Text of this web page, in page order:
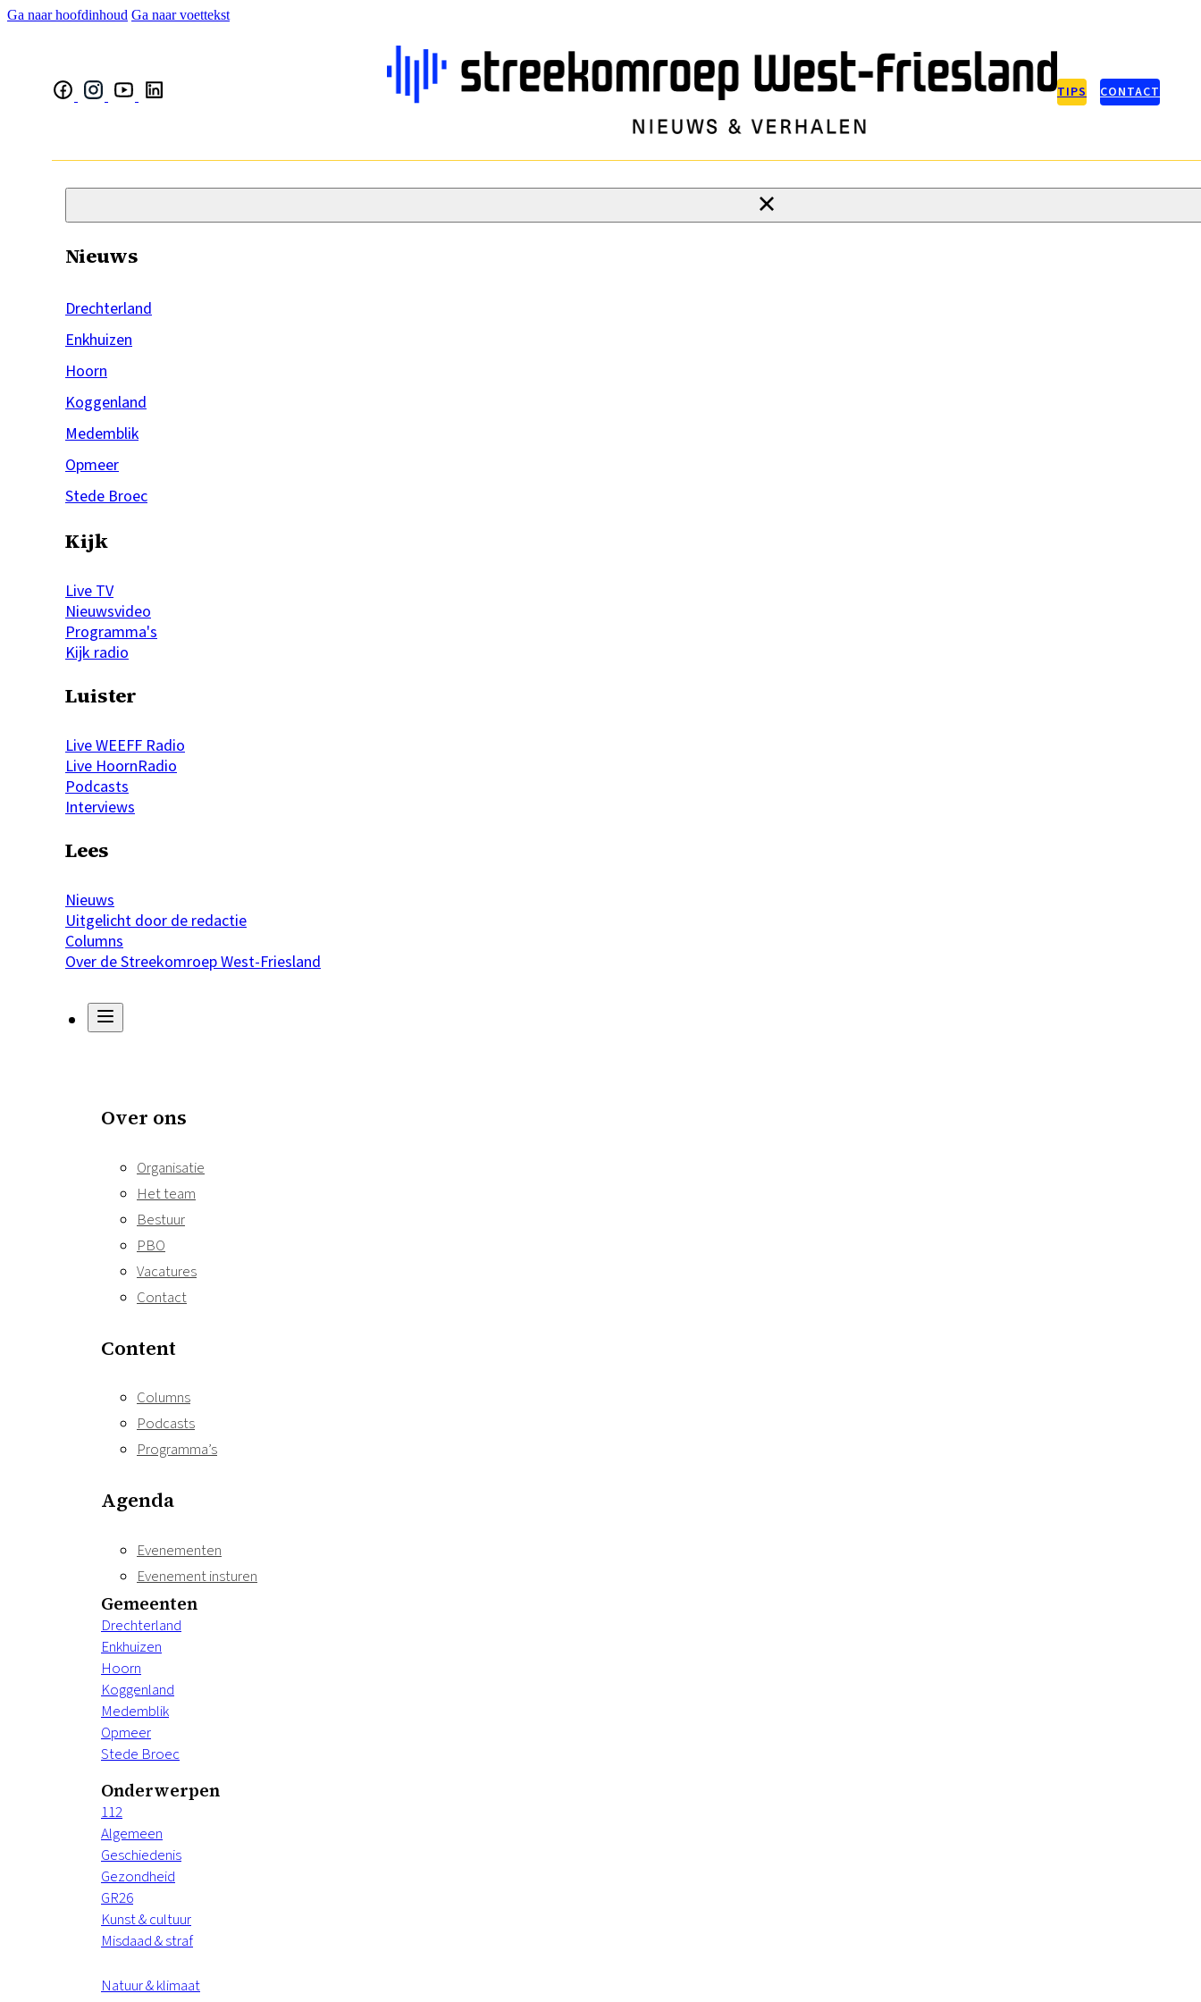
Ga naar hoofdinhoud Ga naar voettekst
TIPS CONTACT
Nieuws
Drechterland
Enkhuizen
Hoorn
Koggenland
Medemblik
Opmeer
Stede Broec
Kijk
Live TV
Nieuwsvideo
Programma's
Kijk radio
Luister
Live WEEFF Radio
Live HoornRadio
Podcasts
Interviews
Lees
Nieuws
Uitgelicht door de redactie
Columns
Over de Streekomroep West-Friesland
Over ons
Organisatie
Het team
Bestuur
PBO
Vacatures
Contact
Content
Columns
Podcasts
Programma’s
Agenda
Evenementen
Evenement insturen
Gemeenten
Drechterland
Enkhuizen
Hoorn
Koggenland
Medemblik
Opmeer
Stede Broec
Onderwerpen
112
Algemeen
Geschiedenis
Gezondheid
GR26
Kunst & cultuur
Misdaad & straf
Natuur & klimaat